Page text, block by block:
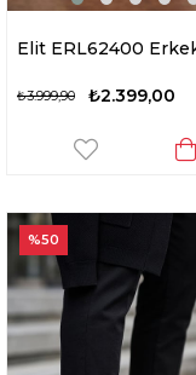
₺2.399,00
₺3.999,90
%50